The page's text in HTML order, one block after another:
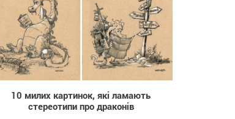
616
10 милих картинок, які ламають
стереотипи про драконів